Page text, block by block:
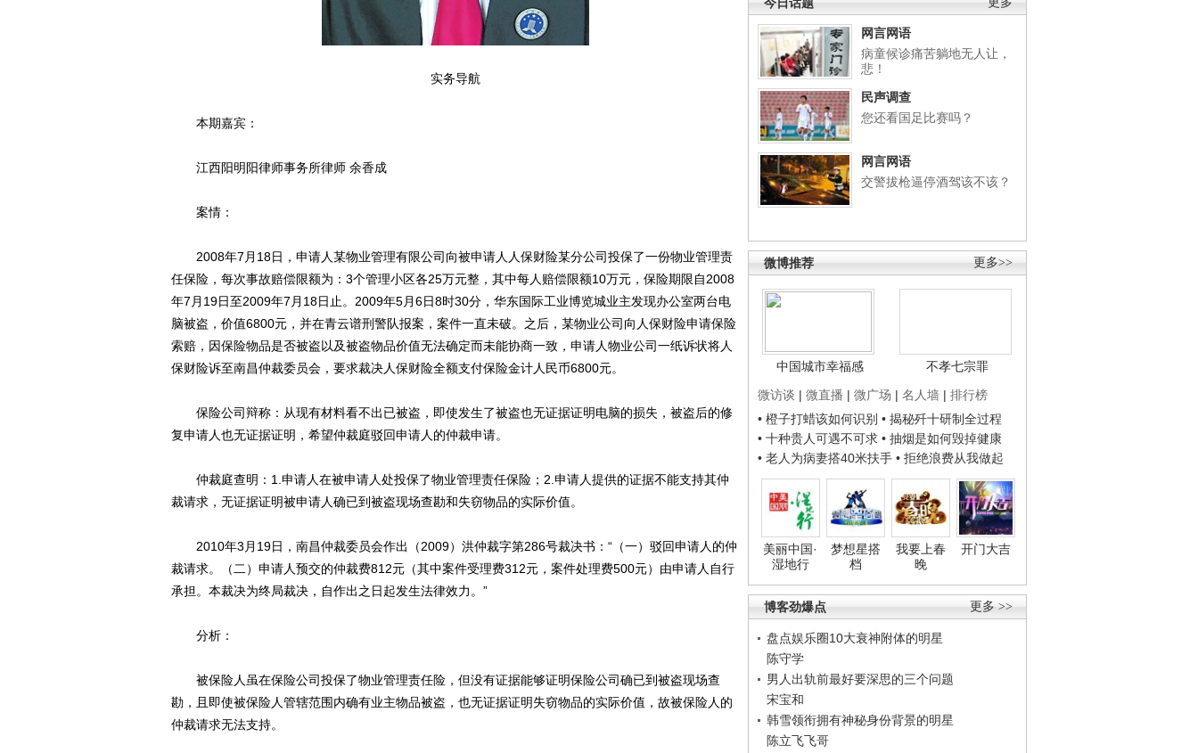
网言网语
病童候诊痛苦躺地无人让，
悲！
民声调查
您还看国足比赛吗？
网言网语
交警拔枪逼停酒驾该不该？
更多>>
微博推荐
中国城市幸福感
不孝七宗罪
微访谈 | 微直播 | 微广场 | 名人墙 | 排行榜
• 橙子打蜡该如何识别 • 揭秘歼十研制全过程
• 十种贵人可遇不可求 • 抽烟是如何毁掉健康
• 老人为病妻搭40米扶手 • 拒绝浪费从我做起
美丽中国·
湿地行
梦想星搭
档
我要上春
晚
开门大吉
更多 >>
博客劲爆点
盘点娱乐圈10大衰神附体的明星
陈守学
男人出轨前最好要深思的三个问题
宋宝和
韩雪领衔拥有神秘身份背景的明星
陈立飞飞哥
实务导航
本期嘉宾：
江西阳明阳律师事务所律师 余香成
案情：
2008年7月18日，申请人某物业管理有限公司向被申请人人保财险某分公司投保了一份物业管理责
任保险，每次事故赔偿限额为：3个管理小区各25万元整，其中每人赔偿限额10万元，保险期限自2008
年7月19日至2009年7月18日止。2009年5月6日8时30分，华东国际工业博览城业主发现办公室两台电
脑被盗，价值6800元，并在青云谱刑警队报案，案件一直未破。之后，某物业公司向人保财险申请保险
索赔，因保险物品是否被盗以及被盗物品价值无法确定而未能协商一致，申请人物业公司一纸诉状将人
保财险诉至南昌仲裁委员会，要求裁决人保财险全额支付保险金计人民币6800元。
保险公司辩称：从现有材料看不出已被盗，即使发生了被盗也无证据证明电脑的损失，被盗后的修
复申请人也无证据证明，希望仲裁庭驳回申请人的仲裁申请。
仲裁庭查明：1.申请人在被申请人处投保了物业管理责任保险；2.申请人提供的证据不能支持其仲
裁请求，无证据证明被申请人确已到被盗现场查勘和失窃物品的实际价值。
2010年3月19日，南昌仲裁委员会作出（2009）洪仲裁字第286号裁决书：“（一）驳回申请人的仲
裁请求。（二）申请人预交的仲裁费812元（其中案件受理费312元，案件处理费500元）由申请人自行
承担。本裁决为终局裁决，自作出之日起发生法律效力。”
分析：
被保险人虽在保险公司投保了物业管理责任险，但没有证据能够证明保险公司确已到被盗现场查
勘，且即使被保险人管辖范围内确有业主物品被盗，也无证据证明失窃物品的实际价值，故被保险人的
仲裁请求无法支持。